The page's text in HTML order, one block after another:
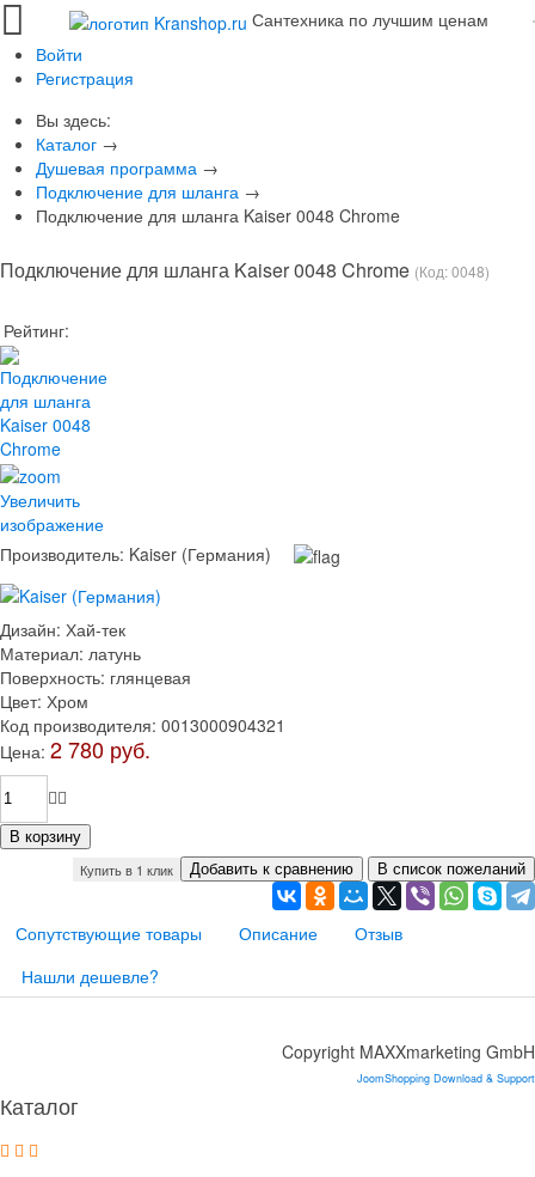
Сантехника по лучшим ценам
Войти
Регистрация
Вы здесь:
Каталог →
Душевая программа →
Подключение для шланга →
Подключение для шланга Kaiser 0048 Chrome
Подключение для шланга Kaiser 0048 Chrome (Код:0048)
Рейтинг:
Увеличить
изображение
Производитель: Kaiser (Германия)
Дизайн: Хай-тек
Материал: латунь
Поверхность: глянцевая
Цвет: Хром
Код производителя: 0013000904321
Цена: 2 780 руб.
Купить в 1 клик
Сопутствующие товары Описание
Отзыв
Нашли дешевле?
Copyright MAXXmarketing GmbH
JoomShopping Download & Support
Каталог